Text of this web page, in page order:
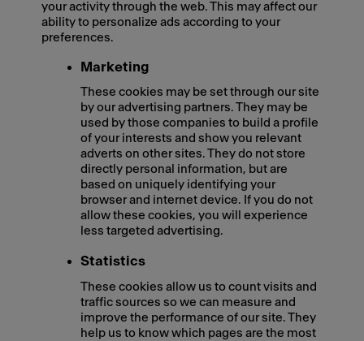
your activity through the web. This may affect our
ability to personalize ads according to your
preferences.
Marketing
These cookies may be set through our site
by our advertising partners. They may be
used by those companies to build a profile
of your interests and show you relevant
adverts on other sites. They do not store
directly personal information, but are
based on uniquely identifying your
browser and internet device. If you do not
allow these cookies, you will experience
less targeted advertising.
Statistics
These cookies allow us to count visits and
traffic sources so we can measure and
improve the performance of our site. They
help us to know which pages are the most